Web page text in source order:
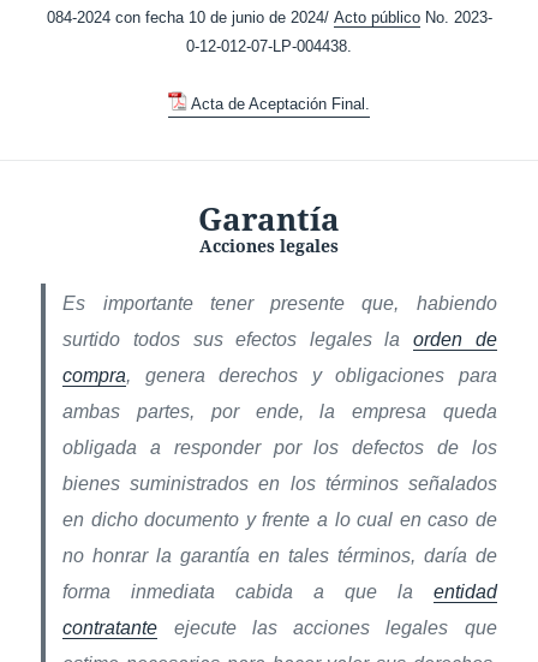
084-2024 con fecha 10 de junio de 2024/ Acto públicoNo. 2023-
0-12-012-07-LP-004438.
Acta de Aceptación Final.
Garantía
Acciones legales
Es importante tener presente que, habiendo
surtido todos sus efectos legales la orden de
compra, genera derechos y obligaciones para
ambas partes, por ende, la empresa queda
obligada a responder por los defectos de los
bienes suministrados en los términos señalados
en dicho documento y frente a lo cual en caso de
no honrar la garantía en tales términos, daría de
forma inmediata cabida a que la entidad
contratante ejecute las acciones legales que